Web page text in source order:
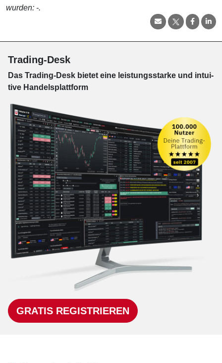
wurden: -.
Trading-Desk
Das Trading-Desk bie­tet eine leis­tungs­star­ke und in­tui­
tive Han­dels­platt­form
GRATIS REGISTRIEREN